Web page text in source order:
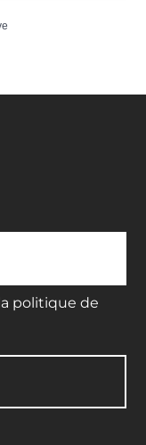
politique de